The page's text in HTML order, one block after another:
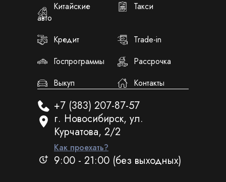
Китайские
авто
Такси
Кредит
Trade-in
Госпрограммы
Рассрочка
Выкуп
Контакты
+7 (383) 207-87-57
г. Новосибирск, ул.
Курчатова, 2/2
Как проехать?
9:00 - 21:00 (без выходных)